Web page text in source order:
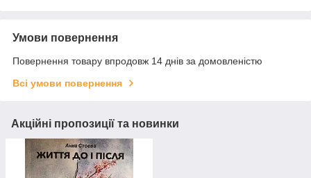
Умови повернення
Повернення товару впродовж 14 днів за домовленістю
Всі умови повернення
Акційні пропозиції та новинки